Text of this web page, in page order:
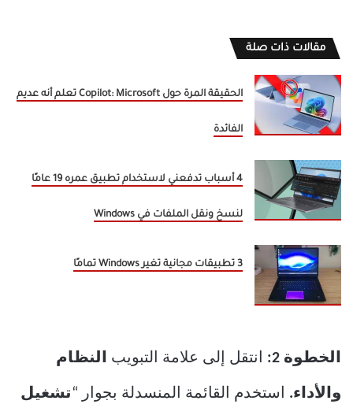
مقالات ذات صلة
الحقيقة المرة حول Copilot: Microsoft تعلم أنه عديم
الفائدة
4 أسباب تدفعني لاستخدام تطبيق عمره 19 عامًا
لنسخ ونقل الملفات في Windows
3 تطبيقات مجانية تغير Windows تمامًا
الخطوة 2: انتقل إلى علامة التبويب النظام
والأداء. استخدم القائمة المنسدلة بجوار “ تشغيل